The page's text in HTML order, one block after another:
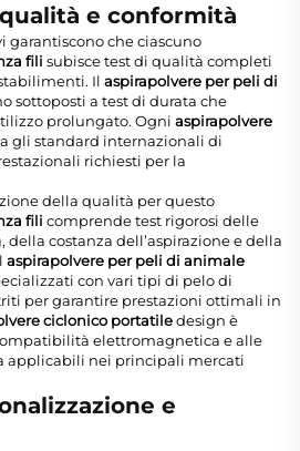
e conformità
garantiscono che ciascuno
fili subisce test di qualità completi
Il aspirapolvere per peli di
sottoposti a test di durata che
prolungato. Ogni aspirapolvere
gli standard internazionali di
richiesti per la
della qualità per questo
fili comprende test rigorosi delle
costanza dell’aspirazione e della
aspirapolvere per peli di animale
con vari tipi di pelo di
per garantire prestazioni ottimali in
ciclonico portatiledesign è
elettromagnetica e alle
applicabili nei principali mercati
e